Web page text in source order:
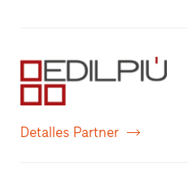
Detalles Partner